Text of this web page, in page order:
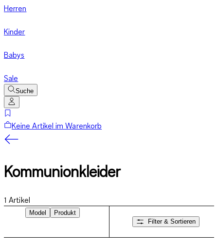
Herren
Kinder
Babys
Sale
Suche
Keine Artikel im Warenkorb
Kommunionkleider
1 Artikel
Model
Produkt
Filter & Sortieren